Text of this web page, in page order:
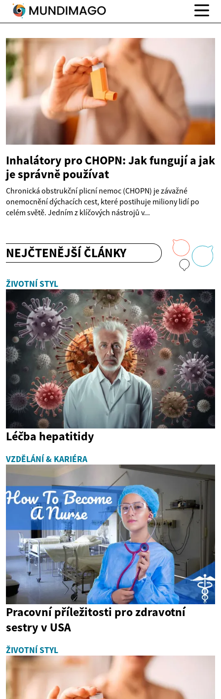
Inhalátory pro CHOPN: Jak fungují a jak
je správně používat
Chronická obstrukční plicní nemoc (CHOPN) je závažné
onemocnění dýchacích cest, které postihuje miliony lidí po
celém světě. Jedním z klíčových nástrojů v...
NEJČTENĚJŠÍ ČLÁNKY
ŽIVOTNÍ STYL
Léčba hepatitidy
VZDĚLÁNÍ & KARIÉRA
Pracovní příležitosti pro zdravotní
sestry v USA
ŽIVOTNÍ STYL